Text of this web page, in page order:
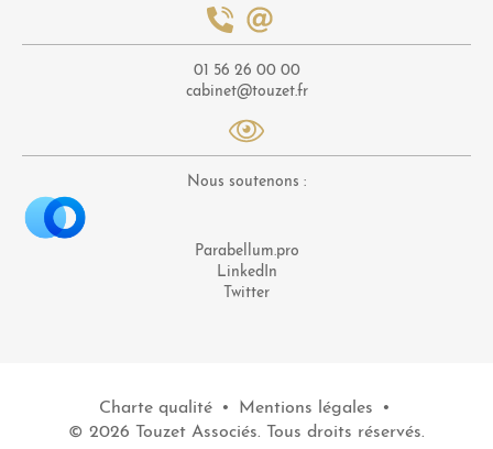
01 56 26 00 00
cabinet@touzet.fr
Nous soutenons :
Parabellum.pro
LinkedIn
Twitter
Charte qualité • Mentions légales
•
© 2026 Touzet Associés. Tous droits réservés.